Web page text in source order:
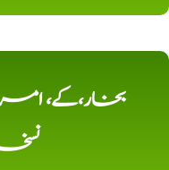
بخار،کے،